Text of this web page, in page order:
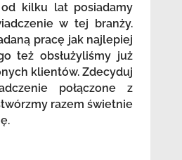
kilku lat posiadamy
w tej branży.
pracę jak najlepiej
też obsłużyliśmy już
klientów. Zdecyduj
połączone z
razem świetnie